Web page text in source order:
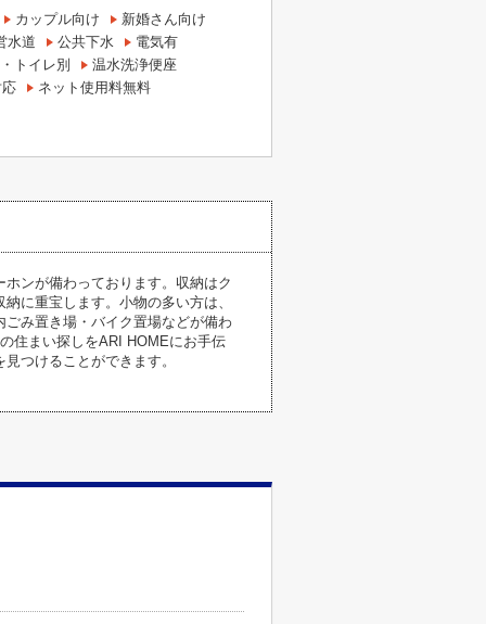
カップル向け
新婚さん向け
水道
公共下水
電気有
トイレ別
温水洗浄便座
ネット使用料無料
ンが備わっております。収納はク
に重宝します。小物の多い方は、
み置き場・バイク置場などが備わ
住まい探しをARI HOMEにお手伝
つけることができます。